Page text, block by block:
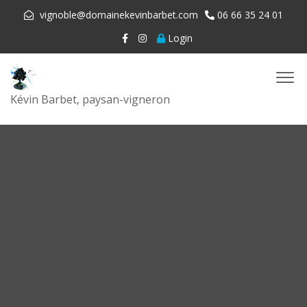
vignoble@domainekevinbarbet.com
06 66 35 24 01
Login
Kévin Barbet, paysan-vigneron